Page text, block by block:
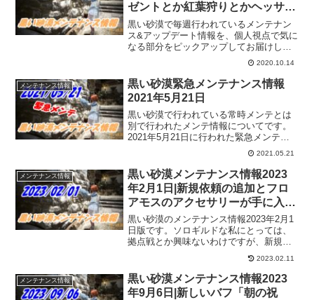
ゼントとか紅葉狩りとかヘッサマ
リーとか
黒い砂漠で毎週行われているメンテナン
ス&アップデート情報を、個人視点で気に
なる部分をピックアップしてお届けして
2020.10.14
メンテナンス情報
黒い砂漠緊急メンテナンス情報
2021年5月21日
黒い砂漠で行われている常時メンテとは
別で行われたメンテ情報についてです。
2021年5月21日に行われた緊急メンテが
終わりました。拠点戦/占領戦に関しての
メンテとなってます。それとは別に来月
に「第2回ハイデル宴会」も開催される予
定だと発表されてました。
2021.05.21
メンテナンス情報
黒い砂漠メンテナンス情報2023
年2月1日|新規依頼の追加とフロ
アモスのアクセサリーが手に入る
イベント！？
黒い砂漠のメンテナンス情報2023年2月1
日版です。ソロギルドな私にとっては、
拠点戦とか興味ないわけですが、新規依
頼はこなしたい！そして、イベントであ
りながらも、真Ⅲマノスアクセサリーと
同等の「フロアモスのアクセサリー」が
追加されてるのは気になって仕方ない！
2023.02.11
メンテナンス情報
黒い砂漠メンテナンス情報2023
年9月6日|新しいバフ「朝の祝